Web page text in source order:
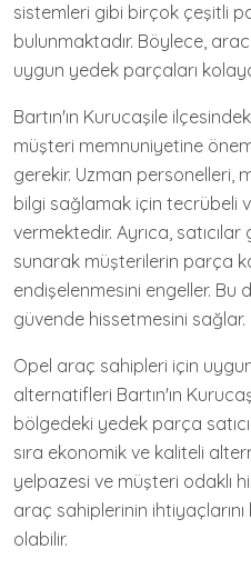
sistemleri gibi birçok çeşitli
bulunmaktadır. Böylece,
uygun yedek parçaları
Bartın'ın Kurucaşile
müşteri memnuniyetine
gerekir. Uzman personelleri,
bilgi sağlamak için tecrübeli
vermektedir. Ayrıca,
sunarak müşterilerin parça
endişelenmesini engeller. Bu
güvende hissetmesini sağlar.
Opel araç sahipleri için
alternatifleri Bartın'ın
bölgedeki yedek parça
sıra ekonomik ve kaliteli
yelpazesi ve müşteri odaklı
araç sahiplerinin
olabilir.